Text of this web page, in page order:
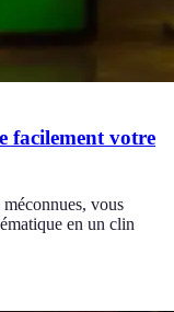
facilement votre
vous
en un clin